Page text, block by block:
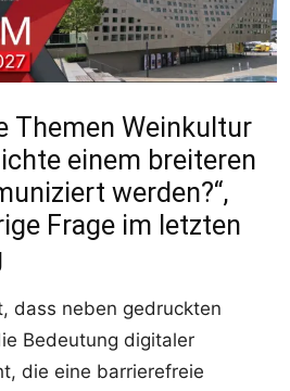
Themen Weinkultur
einem breiteren
werden?“,
Frage im letzten
dass neben gedruckten
Bedeutung digitaler
die eine barrierefreie